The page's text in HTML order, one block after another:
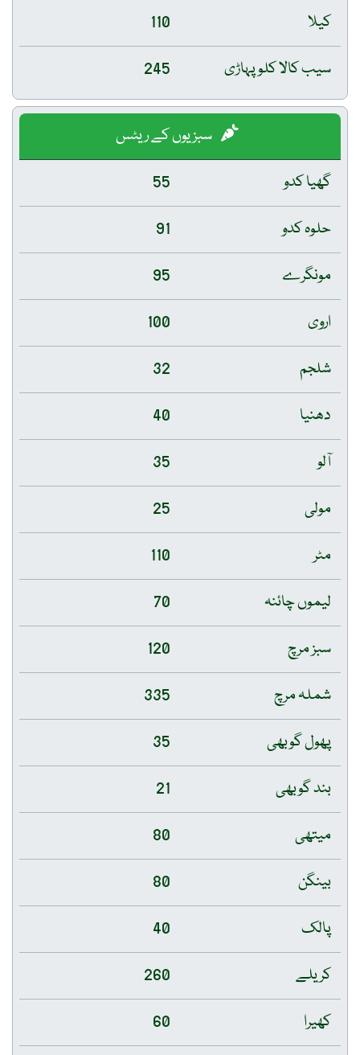
کیلا
110
سیب کالا کلو پہاڑی
245
سبزیوں کے ریٹس
گھیا کدو
55
حلوہ کدو
91
مونگرے
95
اروی
100
شلجم
32
دھنیا
40
آلو
35
مولی
25
مٹر
110
لیموں چائنہ
70
سبز مرچ
120
شملہ مرچ
335
پھول گوبھی
35
بند گوبھی
21
میتھی
80
بینگن
80
پالک
40
کریلے
260
کھیرا
60